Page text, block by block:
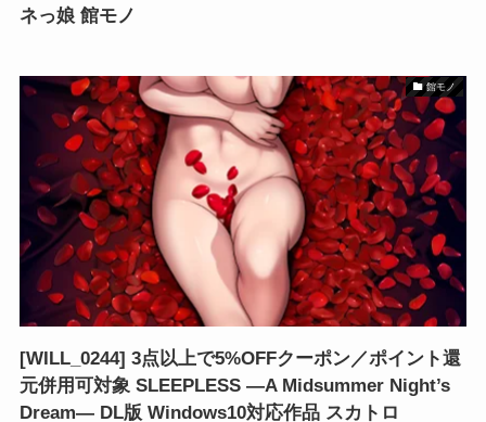
ネっ娘 館モノ
館モノ
[WILL_0244] 3点以上で5%OFFクーポン／ポイント還
元併用可対象 SLEEPLESS ―A Midsummer Night’s
Dream― DL版 Windows10対応作品 スカトロ